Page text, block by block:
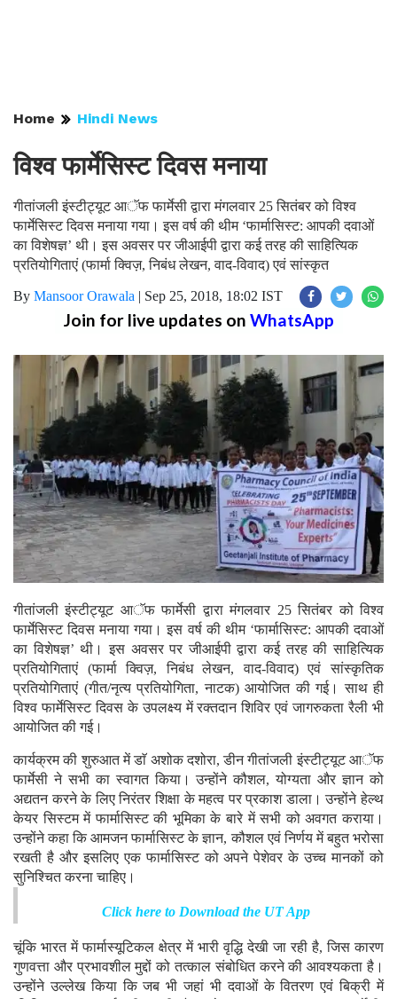
Home Hindi News
विश्व फार्मेसिस्ट दिवस मनाया
गीतांजली इंस्टीट्यूट आॅफ फार्मेसी द्वारा मंगलवार 25 सितंबर को विश्व
फार्मेसिस्ट दिवस मनाया गया। इस वर्ष की थीम ‘फार्मासिस्ट: आपकी दवाओं
का विशेषज्ञ’ थी। इस अवसर पर जीआईपी द्वारा कई तरह की साहित्यिक
प्रतियोगिताएं (फार्मा क्विज़, निबंध लेखन, वाद-विवाद) एवं सांस्कृत
By Mansoor Orawala | Sep 25, 2018, 18:02 IST
Join for live updates on WhatsApp
गीतांजली इंस्टीट्यूट आॅफ फार्मेसी द्वारा मंगलवार 25 सितंबर को विश्व
फार्मेसिस्ट दिवस मनाया गया। इस वर्ष की थीम ‘फार्मासिस्ट: आपकी दवाओं
का विशेषज्ञ’ थी। इस अवसर पर जीआईपी द्वारा कई तरह की साहित्यिक
प्रतियोगिताएं (फार्मा क्विज़, निबंध लेखन, वाद-विवाद) एवं सांस्कृतिक
प्रतियोगिताएं (गीत/नृत्य प्रतियोगिता, नाटक) आयोजित की गई। साथ ही
विश्व फार्मेसिस्ट दिवस के उपलक्ष्य में रक्तदान शिविर एवं जागरुकता रैली भी
आयोजित की गई।
कार्यक्रम की शुरुआत में डाॅ अशोक दशोरा, डीन गीतांजली इंस्टीट्यूट आॅफ
फार्मेसी ने सभी का स्वागत किया। उन्होंने कौशल, योग्यता और ज्ञान को
अद्यतन करने के लिए निरंतर शिक्षा के महत्व पर प्रकाश डाला। उन्होंने हेल्थ
केयर सिस्टम में फार्मासिस्ट की भूमिका के बारे में सभी को अवगत कराया।
उन्होंने कहा कि आमजन फार्मासिस्ट के ज्ञान, कौशल एवं निर्णय में बहुत भरोसा
रखती है और इसलिए एक फार्मासिस्ट को अपने पेशेवर के उच्च मानकों को
सुनिश्चित करना चाहिए।
Click here to Download the UT App
चूंकि भारत में फार्मास्यूटिकल क्षेत्र में भारी वृद्धि देखी जा रही है, जिस कारण
गुणवत्ता और प्रभावशील मुद्दों को तत्काल संबोधित करने की आवश्यकता है।
उन्होंने उल्लेख किया कि जब भी जहां भी दवाओं के वितरण एवं बिक्री में